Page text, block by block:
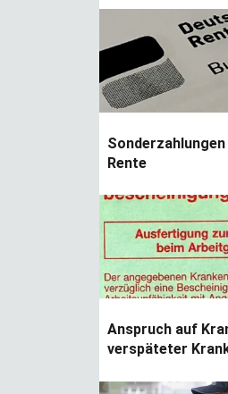
Rente
Anspruch auf
verspäteter